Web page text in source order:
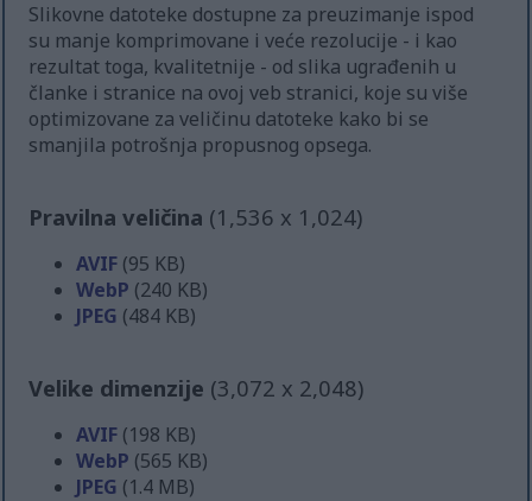
Slikovne datoteke dostupne za preuzimanje ispod
su manje komprimovane i veće rezolucije - i kao
rezultat toga, kvalitetnije - od slika ugrađenih u
članke i stranice na ovoj veb stranici, koje su više
optimizovane za veličinu datoteke kako bi se
smanjila potrošnja propusnog opsega.
Pravilna veličina (1,536 x 1,024)
AVIF (95 KB)
WebP (240 KB)
JPEG (484 KB)
Velike dimenzije (3,072 x 2,048)
AVIF (198 KB)
WebP (565 KB)
JPEG (1.4 MB)